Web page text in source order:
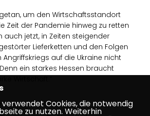
um den Wirtschaftsstandort
Zeit der Pandemie hinweg zu retten
auch jetzt, in Zeiten steigender
Lieferketten und den Folgen
auf die Ukraine nicht
ein starkes Hessen braucht
Cookies, die notwendig
zu nutzen. Weiterhin